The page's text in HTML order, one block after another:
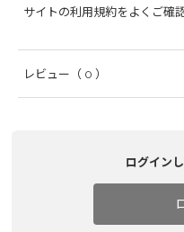
サイトの利用規約をよくご確
レビュー （ 0 ）
ログイン